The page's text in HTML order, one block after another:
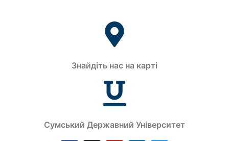
Знайдіть нас на карті
Сумський Державний Університет